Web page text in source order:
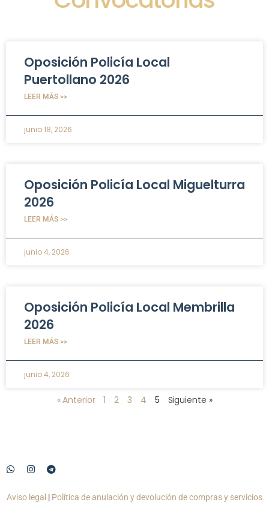
Oposición Policía Local
Puertollano 2026
LEER MÁS >>
junio 18, 2026
Oposición Policía Local Miguelturra
2026
LEER MÁS >>
junio 4, 2026
Oposición Policía Local Membrilla
2026
LEER MÁS >>
junio 4, 2026
« Anterior 1 2 3 4 5 Siguiente »
Aviso legal | Política de anulación y devolución de compras y servicios